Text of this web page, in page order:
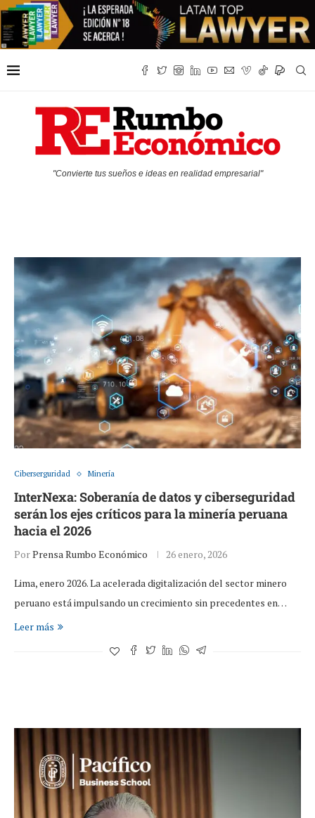
"Convierte tus sueños e ideas en realidad empresarial"
Ciberserguridad Minería
InterNexa: Soberanía de datos y ciberseguridad
serán los ejes críticos para la minería peruana
hacia el 2026
PorPrensa Rumbo Económico 26 enero, 2026
Lima, enero 2026. La acelerada digitalización del sector minero
peruano está impulsando un crecimiento sin precedentes en…
Leer más